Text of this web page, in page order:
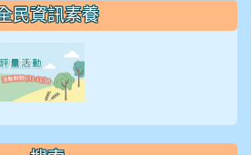
民資訊素養